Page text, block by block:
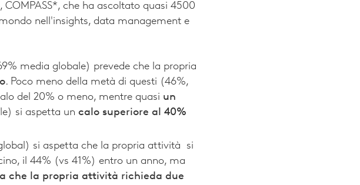
che ha ascoltato quasi 4500
nell'insights, data management e
media globale) prevede che la propria
. Poco meno della metà di questi (46%,
del 20% o meno, mentre quasi un
si aspetta un calo superiore al 40%
si aspetta che la propria attività si
il 44% (vs 41%) entro un anno, ma
che la propria attività richieda due